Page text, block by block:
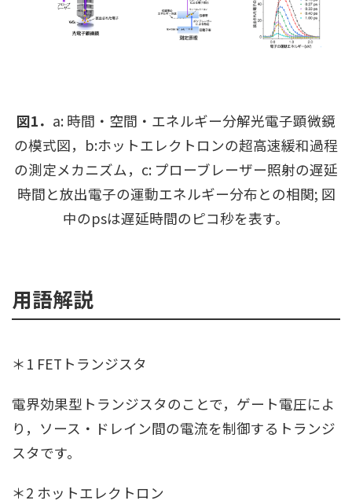
図1． a: 時間・空間・エネルギー分解光電子顕微鏡
の模式図，b:ホットエレクトロンの超高速緩和過程
の測定メカニズム，c: プローブレーザー照射の遅延
時間と放出電子の運動エネルギー分布との相関; 図
中のpsは遅延時間のピコ秒を表す。
用語解説
＊1 FETトランジスタ
電界効果型トランジスタのことで，ゲート電圧によ
り，ソース・ドレイン間の電流を制御するトランジ
スタです。
＊2 ホットエレクトロン